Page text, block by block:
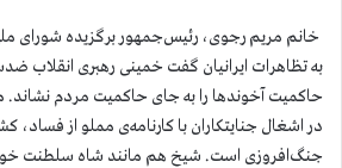
خانم مریم رجوی، رئیس‌جمهور برگزیده شورای
به تظاهرات ایرانیان گفت خمینی رهبری انقلاب
حاکمیت آخوندها را به جای حاکمیت مردم
در اشغال جنایتکاران با کارنامه‌ی مملو از فساد،
جنگ‌افروزی است. شیخ هم مانند شاه سلطنت خود